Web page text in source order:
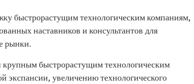
быстрорастущим технологическим компаниям,
наставников и консультантов для
рынки.
быстрорастущим технологическим
экспансии, увеличению технологического